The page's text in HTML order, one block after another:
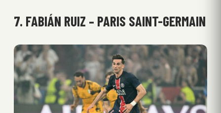
7. FABIÁN RUIZ – PARIS SAINT-GERMAIN